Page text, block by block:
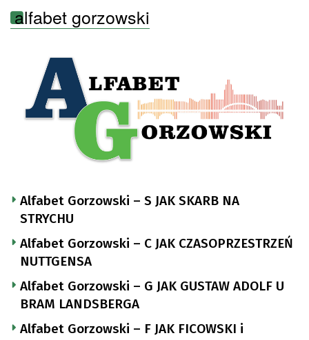
alfabet gorzowski
Alfabet Gorzowski – S JAK SKARB NA
STRYCHU
Alfabet Gorzowski – C JAK CZASOPRZESTRZEŃ
NUTTGENSA
Alfabet Gorzowski – G JAK GUSTAW ADOLF U
BRAM LANDSBERGA
Alfabet Gorzowski – F JAK FICOWSKI i